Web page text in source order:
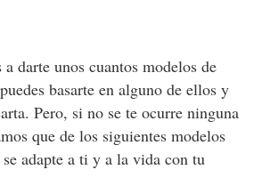
darte unos cuantos modelos de
basarte en alguno de ellos y
Pero, si no se te ocurre ninguna
que de los siguientes modelos
adapte a ti y a la vida con tu